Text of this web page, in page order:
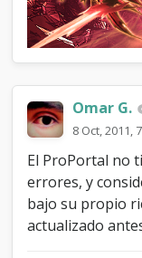
Omar G.
8 Oct, 2011,
El ProPortal no
errores, y
bajo su propio
actualizado